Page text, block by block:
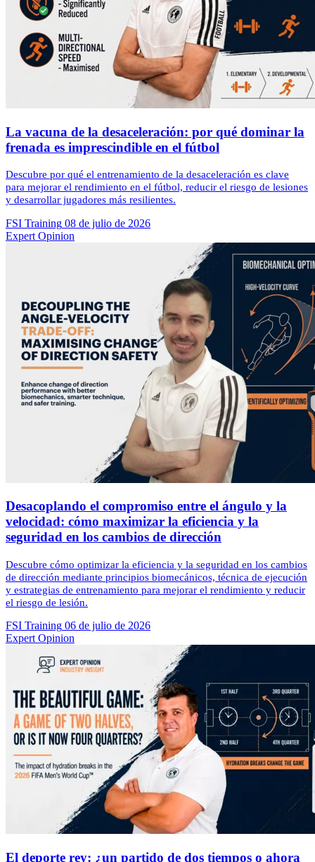
La vacuna de la desaceleración: por qué dominar la
frenada es imprescindible en el fútbol
Descubre por qué el entrenamiento de la desaceleración es clave
para mejorar el rendimiento en el fútbol, reducir el riesgo de lesiones
y desarrollar jugadores más resilientes.
FSI Training 08 de julio de 2026
Expert Opinion
Desacoplando el compromiso entre el ángulo y la
velocidad: cómo maximizar la eficiencia y la
seguridad en los cambios de dirección
Descubre cómo optimizar la eficiencia y la seguridad en los cambios
de dirección mediante principios biomecánicos, técnica de ejecución
y estrategias de entrenamiento para mejorar el rendimiento y reducir
el riesgo de lesión.
FSI Training 06 de julio de 2026
Expert Opinion
El deporte rey: ¿un partido de dos tiempos o ahora